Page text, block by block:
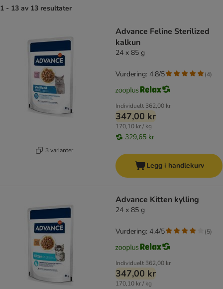
1 - 13 av 13 resultater
3 varianter
Advance Feline Sterilized
kalkun
24 x 85 g
Individuelt 362,00 kr
347,00 kr
170,10 kr / kg
329,65 kr
Vurdering: 4.8/5 (4)
Legg i handlekurv
Advance Kitten kylling
24 x 85 g
Individuelt 362,00 kr
347,00 kr
170,10 kr / kg
Vurdering: 4.4/5 (5)